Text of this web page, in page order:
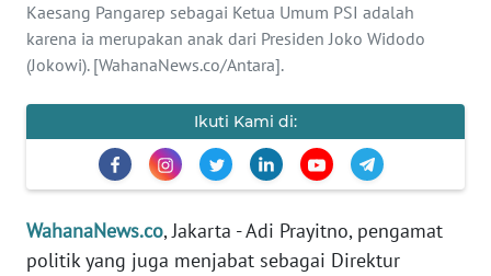
Kaesang Pangarep sebagai Ketua Umum PSI adalah
karena ia merupakan anak dari Presiden Joko Widodo
(Jokowi). [WahanaNews.co/Antara].
Ikuti Kami di:
WahanaNews.co, Jakarta - Adi Prayitno, pengamat
politik yang juga menjabat sebagai Direktur
OPINI
EDITORIAL
BERITA